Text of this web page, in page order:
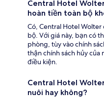
Central Hotel
hoàn tiền toàn bộ
Có, Central Hotel
bộ. Với giá này, bạn có
phòng, tùy vào chính
thận chính sách hủy của
điều kiện.
Central Hotel
nuôi hay không?